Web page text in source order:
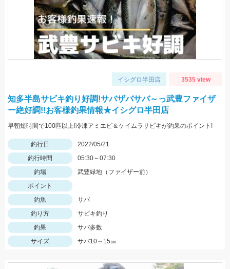
イシグロ半田店 3535 view
知多半島サビキ釣り好調!サバザバサバ～っ武豊ファイザ
ー絶好調!!お客様釣果情報★イシグロ半田店
早朝短時間で100匹以上!冷凍アミエビ＆ケイムラサビキが釣果のポイント!
釣行日
2022/05/21
釣行時間
05:30～07:30
釣場
武豊緑地（ファイザー前）
ポイント
釣魚
サバ
釣り方
サビキ釣り
釣果
サバ多数
サイズ
サバ10～15㎝